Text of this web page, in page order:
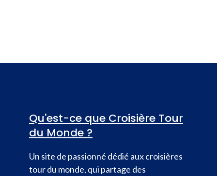
Qu'est-ce que Croisière Tour
du Monde ?
Un site de passionné dédié aux croisières
tour du monde, qui partage des